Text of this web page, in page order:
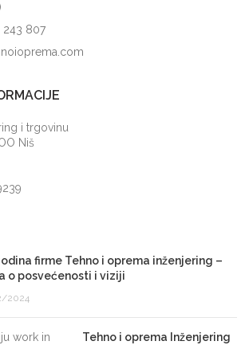
243 807
i trgovinu
Niš
firme Tehno i oprema inženjering –
o posvećenosti i viziji
2024
Tehno i oprema Inženjering